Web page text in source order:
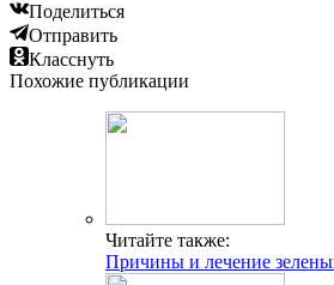
Поделиться
Отправить
Класснуть
Похожие публикации
Читайте также:
Причины и лечение